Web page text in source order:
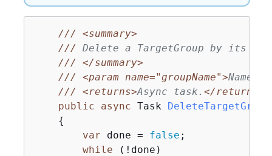
///
<summary>
/// Delete a TargetGroup by its
///
</summary>
///
<param name="groupName">Name
///
<returns>Async task. </returns>
public
async Task
{
var done = false ;
while (!done)